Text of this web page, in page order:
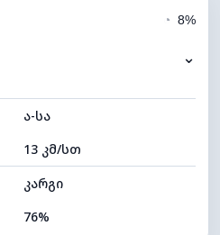
0 (ბნელი)
11440 მ
◔ 8%
⌄
ა-სა
13 კმ/სთ
კარგი
76%